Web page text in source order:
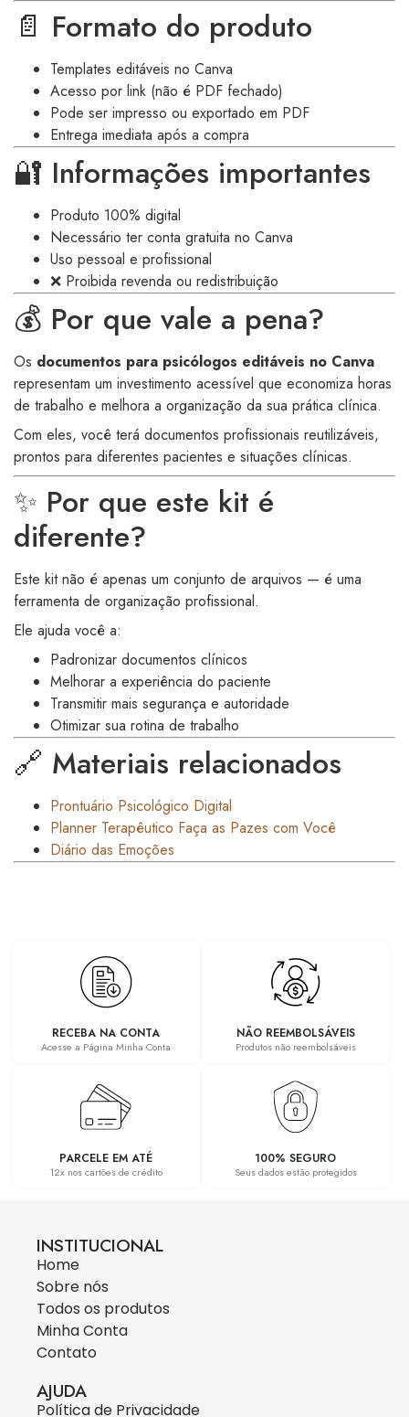
📄 Formato do produto
Templates editáveis no Canva
Acesso por link (não é PDF fechado)
Pode ser impresso ou exportado em PDF
Entrega imediata após a compra
🔐 Informações importantes
Produto 100% digital
Necessário ter conta gratuita no Canva
Uso pessoal e profissional
❌ Proibida revenda ou redistribuição
💰 Por que vale a pena?
Os documentos para psicólogos editáveis no Canva
representam um investimento acessível que economiza horas
de trabalho e melhora a organização da sua prática clínica.
Com eles, você terá documentos profissionais reutilizáveis,
prontos para diferentes pacientes e situações clínicas.
✨ Por que este kit é
diferente?
Este kit não é apenas um conjunto de arquivos — é uma
ferramenta de organização profissional.
Ele ajuda você a:
Padronizar documentos clínicos
Melhorar a experiência do paciente
Transmitir mais segurança e autoridade
Otimizar sua rotina de trabalho
🔗 Materiais relacionados
Prontuário Psicológico Digital
Planner Terapêutico Faça as Pazes com Você
Diário das Emoções
RECEBA NA CONTA
Acesse a Página Minha Conta
NÃO REEMBOLSÁVEIS
Produtos não reembolsáveis
PARCELE EM ATÉ
12x nos cartões de crédito
100% SEGURO
Seus dados estão protegidos
INSTITUCIONAL
Home
Sobre nós
Todos os produtos
Minha Conta
Contato
AJUDA
Política de Privacidade